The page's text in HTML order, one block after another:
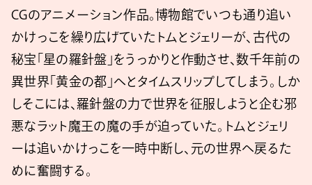
CGのアニメーション作品。博物館でいつも通り追い
かけっこを繰り広げていたトムとジェリーが、古代の
秘宝「星の羅針盤」をうっかりと作動させ、数千年前の
異世界「黄金の都」へとタイムスリップしてしまう。しか
しそこには、羅針盤の力で世界を征服しようと企む邪
悪なラット魔王の魔の手が迫っていた。トムとジェリ
ーは追いかけっこを一時中断し、元の世界へ戻るた
めに奮闘する。